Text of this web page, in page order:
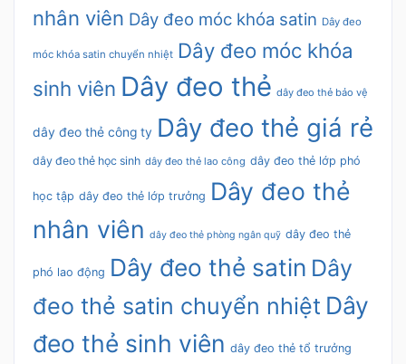
nhân viên Dây đeo móc khóa satin Dây đeo
móc khóa satin chuyển nhiệt Dây đeo móc khóa
sinh viên Dây đeo thẻ dây đeo thẻ bảo vệ
dây đeo thẻ công ty Dây đeo thẻ giá rẻ
dây đeo thẻ học sinh dây đeo thẻ lao công dây đeo thẻ lớp phó
học tập dây đeo thẻ lớp trưởng Dây đeo thẻ
nhân viên dây đeo thẻ phòng ngân quỹ dây đeo thẻ
phó lao động Dây đeo thẻ satin Dây
đeo thẻ satin chuyển nhiệt Dây
đeo thẻ sinh viên dây đeo thẻ tổ trưởng